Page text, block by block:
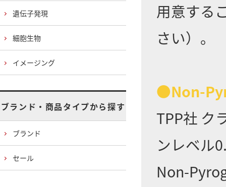
用意する
さい）。
●Non-
TPP社 ク
ンレベル
Non-
遺伝子発現
細胞生物
イメージング
ブランド・商品タイプから探す
ブランド
セール